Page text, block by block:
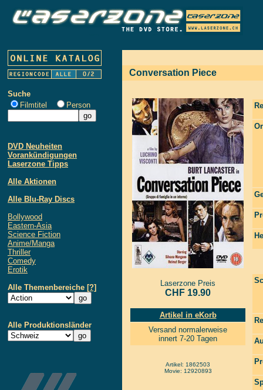
Suche
Filmtitel
Person
DVD Neuheiten
Vorankündigungen
Laserzone Tipps
Alle Aktionen
Alle Blu-Ray Discs
Bollywood
Eastern-Asia
Science Fiction
Anime/Manga
Thriller
Comedy
Erotik
Alle Themenbereiche [?]
Alle Produktionsländer
Conversation Piece
Laserzone Preis
CHF 19.90
Artikel in eKorb
Versand normalerweise
innert 7-20 Tagen
Artikel: 1862503
Movie: 12920893